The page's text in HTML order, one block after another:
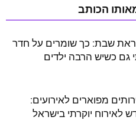
הכותב
שבת: כך שומרים על חדר
כשיש הרבה ילדים
00 שירותים מפוארים לאירועים:
לאירוח יוקרתי בישראל